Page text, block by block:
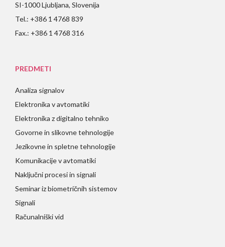
SI-1000 Ljubljana, Slovenija
Tel.: +386 1 4768 839
Fax.: +386 1 4768 316
PREDMETI
Analiza signalov
Elektronika v avtomatiki
Elektronika z digitalno tehniko
Govorne in slikovne tehnologije
Jezikovne in spletne tehnologije
Komunikacije v avtomatiki
Naključni procesi in signali
Seminar iz biometričnih sistemov
Signali
Računalniški vid